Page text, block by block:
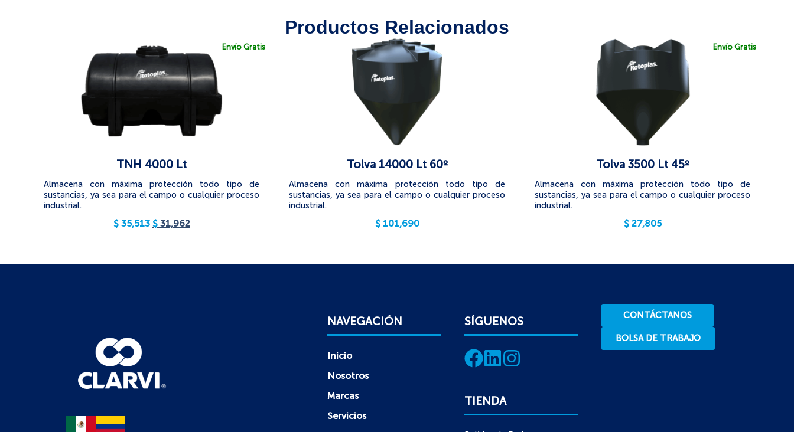
Productos Relacionados
Envío Gratis
TNH 4000 Lt
Almacena con máxima protección todo tipo de
sustancias, ya sea para el campo o cualquier proceso
industrial.
$35,513 $ 31,962
Tolva 14000 Lt 60º
Almacena con máxima protección todo tipo de
sustancias, ya sea para el campo o cualquier proceso
industrial.
$ 101,690
Envío Gratis
Tolva 3500 Lt 45º
Almacena con máxima protección todo tipo de
sustancias, ya sea para el campo o cualquier proceso
industrial.
$ 27,805
NAVEGACIÓN
Inicio
Nosotros
Marcas
Servicios
SÍGUENOS
TIENDA
CONTÁCTANOS
BOLSA DE TRABAJO